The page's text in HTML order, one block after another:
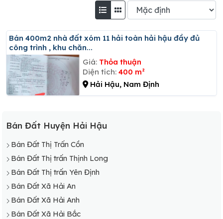
Bán 400m2 nhà đất xóm 11 hải toàn hải hậu đầy đủ
công trình , khu chăn...
Giá: Thỏa thuận
Diện tích: 400 m²
Hải Hậu, Nam Định
Bán Đất Huyện Hải Hậu
Bán Đất Thị Trấn Cồn
Bán Đất Thị trấn Thịnh Long
Bán Đất Thị trấn Yên Định
Bán Đất Xã Hải An
Bán Đất Xã Hải Anh
Bán Đất Xã Hải Bắc